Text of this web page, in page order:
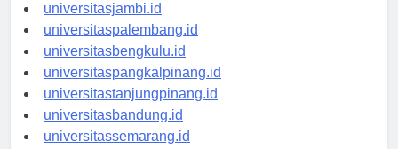
universitasjambi.id
universitaspalembang.id
universitasbengkulu.id
universitaspangkalpinang.id
universitastanjungpinang.id
universitasbandung.id
universitassemarang.id